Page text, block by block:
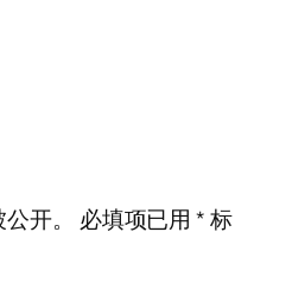
开。
必填项已用*标